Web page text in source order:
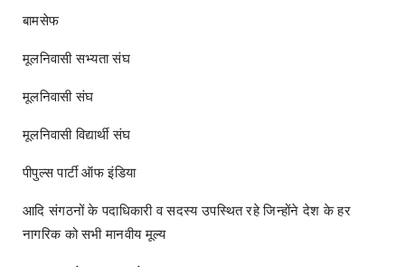
बामसेफ
मूलनिवासी सभ्यता संघ
मूलनिवासी संघ
मूलनिवासी विद्यार्थी संघ
पीपुल्स पार्टी ऑफ इंडिया
आदि संगठनों के पदाधिकारी व सदस्य उपस्थित रहे जिन्होंने देश के हर
नागरिक को सभी मानवीय मूल्य